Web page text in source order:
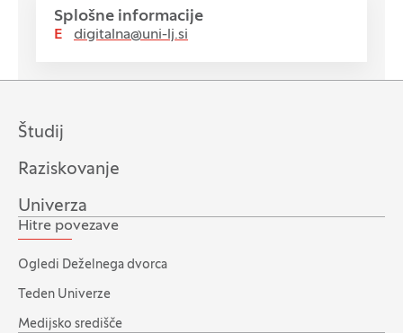
Splošne informacije
E digitalna@uni-lj.si
Študij
Raziskovanje
Univerza
Hitre povezave
Ogledi Deželnega dvorca
Teden Univerze
Medijsko središče